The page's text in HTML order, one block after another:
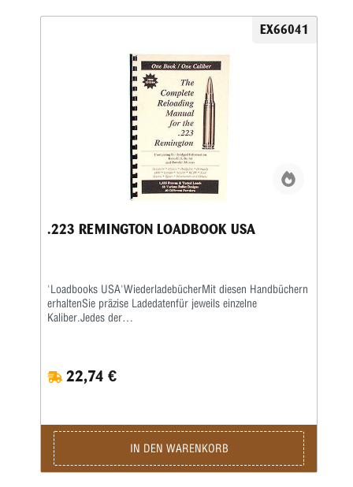
EX66041
.223 REMINGTON LOADBOOK USA
'Loadbooks USA'WiederladebücherMit diesen Handbüchern
erhaltenSie präzise Ladedatenfür jeweils einzelne
Kaliber.Jedes der
Accurate,Aliant, Hodgdon, Hornady, IMR, Lyman,
Nosler,RCBS, Sierra, Speer und Winchester.
Oberfläche flach aufliegen.Photokopiequalität. Softcover.
22,74 €
IN DEN WARENKORB